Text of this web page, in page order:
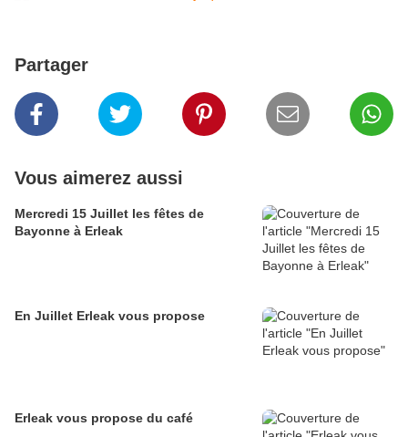
Partager
Vous aimerez aussi
Mercredi 15 Juillet les fêtes de
Bayonne à Erleak
En Juillet Erleak vous propose
Erleak vous propose du café